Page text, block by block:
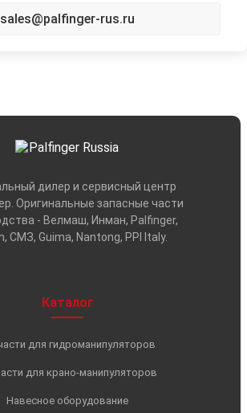
sales@palfinger-rus.ru